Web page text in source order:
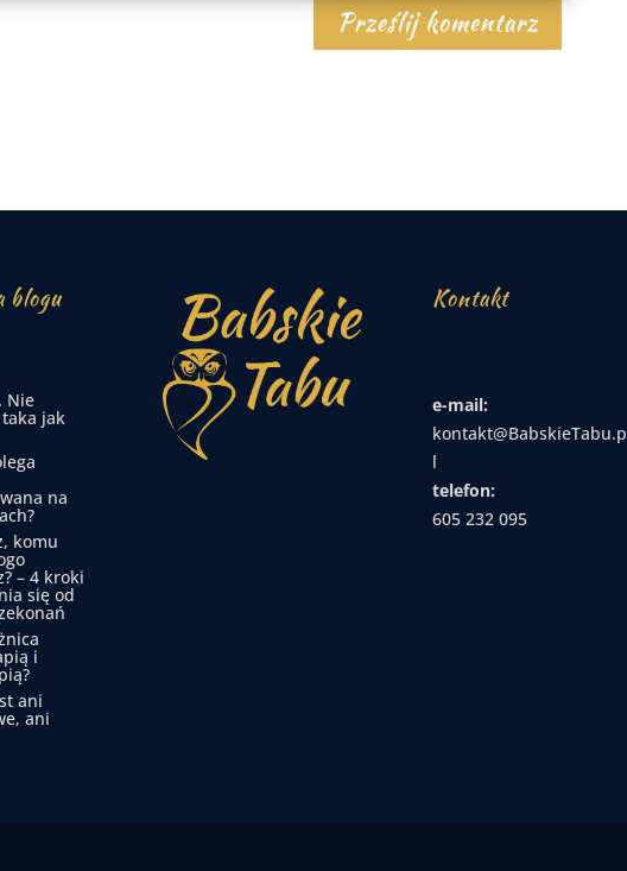
blogu
Nie
jak
na
komu
– 4 kroki
się od
i
ani
ani
Kontakt
e-mail:
kontakt@BabskieTabu.p
l
telefon:
605 232 095